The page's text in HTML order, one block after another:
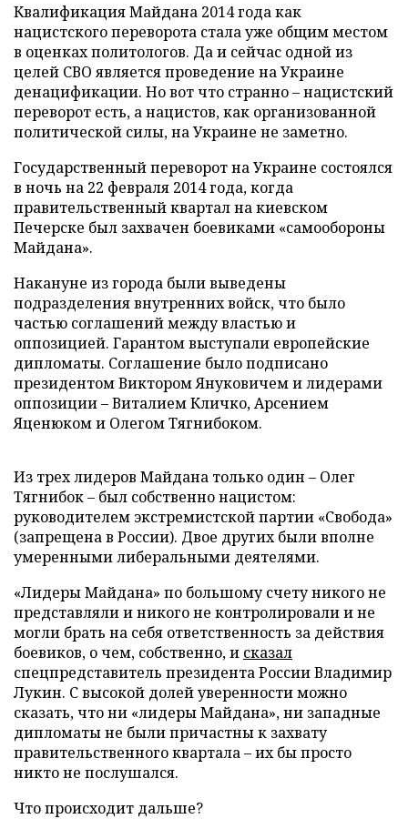
Квалификация Майдана 2014 года как
нацистского переворота стала уже общим местом
в оценках политологов. Да и сейчас одной из
целей СВО является проведение на Украине
денацификации. Но вот что странно – нацистский
переворот есть, а нацистов, как организованной
политической силы, на Украине не заметно.
Государственный переворот на Украине состоялся
в ночь на 22 февраля 2014 года, когда
правительственный квартал на киевском
Печерске был захвачен боевиками «самообороны
Майдана».
Накануне из города были выведены
подразделения внутренних войск, что было
частью соглашений между властью и
оппозицией. Гарантом выступали европейские
дипломаты. Соглашение было подписано
президентом Виктором Януковичем и лидерами
оппозиции – Виталием Кличко, Арсением
Яценюком и Олегом Тягнибоком.
Из трех лидеров Майдана только один – Олег
Тягнибок – был собственно нацистом:
руководителем экстремистской партии «Свобода»
(запрещена в России). Двое других были вполне
умеренными либеральными деятелями.
«Лидеры Майдана» по большому счету никого не
представляли и никого не контролировали и не
могли брать на себя ответственность за действия
боевиков, о чем, собственно, и сказал
спецпредставитель президента России Владимир
Лукин. С высокой долей уверенности можно
сказать, что ни «лидеры Майдана», ни западные
дипломаты не были причастны к захвату
правительственного квартала – их бы просто
никто не послушался.
Что происходит дальше?